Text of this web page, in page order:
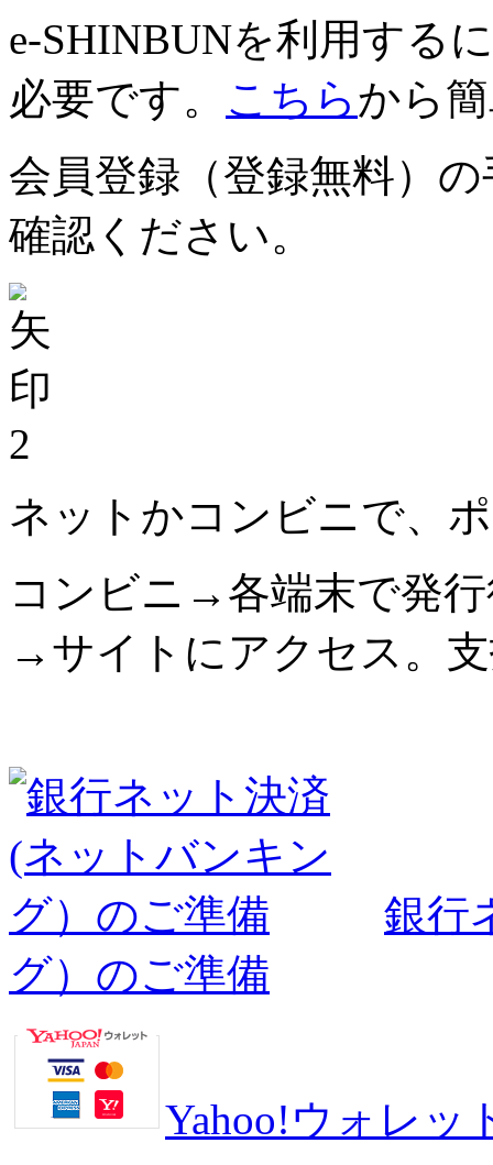
e-SHINBUNを利用する
必要です。 こちらから
会員登録（登録無料）
確認ください。
2
ネットかコンビニで、
コンビニ→各端末で発
→サイトにアクセス。
銀行
グ）のご準備
Yahoo!ウォレッ